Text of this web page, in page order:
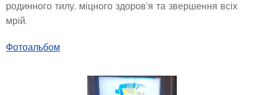
родинного тилу, міцного здоров'я та звершення всіх
мрій.
Фотоальбом